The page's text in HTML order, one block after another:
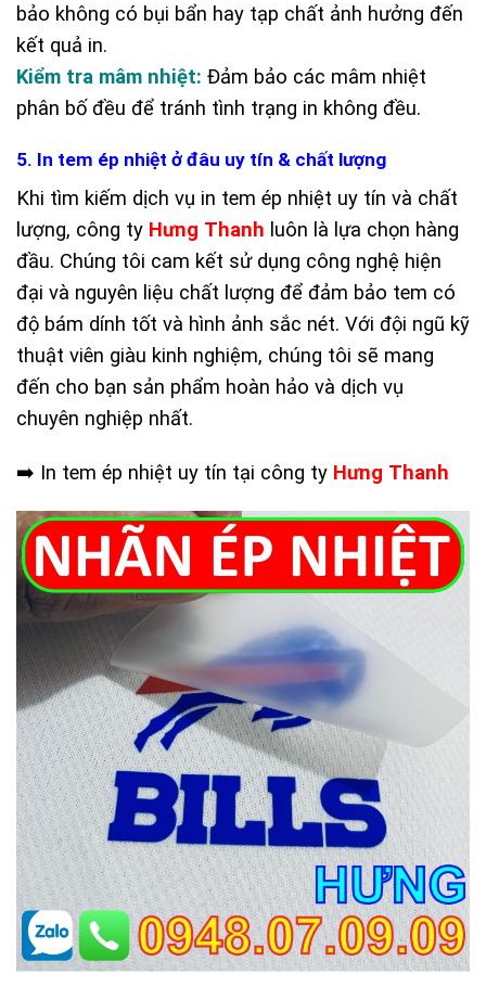
bảo không có bụi bẩn hay tạp chất ảnh hưởng đến
kết quả in.
Kiểm tra mâm nhiệt: Đảm bảo các mâm nhiệt
phân bố đều để tránh tình trạng in không đều.
5. In tem ép nhiệt ở đâu uy tín & chất lượng
Khi tìm kiếm dịch vụ in tem ép nhiệt uy tín và chất
lượng, công ty Hưng Thanh luôn là lựa chọn hàng
đầu. Chúng tôi cam kết sử dụng công nghệ hiện
đại và nguyên liệu chất lượng để đảm bảo tem có
độ bám dính tốt và hình ảnh sắc nét. Với đội ngũ kỹ
thuật viên giàu kinh nghiệm, chúng tôi sẽ mang
đến cho bạn sản phẩm hoàn hảo và dịch vụ
chuyên nghiệp nhất.
➡️ In tem ép nhiệt uy tín tại công ty Hưng Thanh